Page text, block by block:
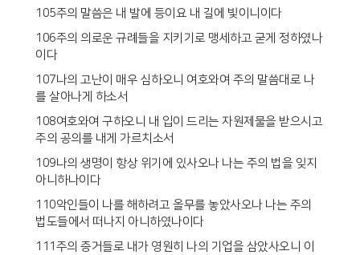
105주의 말씀은 내 발에 등이요 내 길에 빛이니이다
106주의 의로운 규례들을 지키기로 맹세하고 굳게 정하였나
이다
107나의 고난이 매우 심하오니 여호와여 주의 말씀대로 나
를 살아나게 하소서
108여호와여 구하오니 내 입이 드리는 자원제물을 받으시고
주의 공의를 내게 가르치소서
109나의 생명이 항상 위기에 있사오나 나는 주의 법을 잊지
아니하나이다
110악인들이 나를 해하려고 올무를 놓았사오나 나는 주의
법도들에서 떠나지 아니하였나이다
111주의 증거들로 내가 영원히 나의 기업을 삼았사오니 이